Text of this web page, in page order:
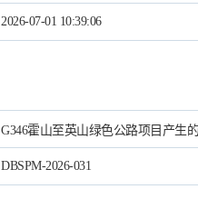
2026-07-01 10:39:06
G346霍山至英山绿色公路项目产生
DBSPM-2026-031